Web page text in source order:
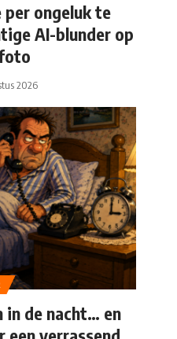
ongeluk te
AI-blunder op
2026
in de nacht… en